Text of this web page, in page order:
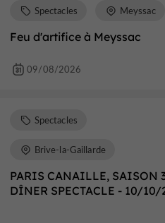
Feu d'artifice à Meyssac
Spectacles Meyssac
09/08/2026
PARIS CANAILLE, SAISON
DÎNER SPECTACLE - 10/10/
Spectacles
Brive-la-Gaillarde